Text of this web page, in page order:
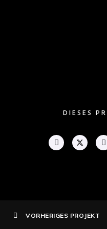
DIESES
VORHERIGES PROJEKT